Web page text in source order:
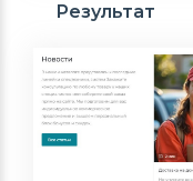
Результат